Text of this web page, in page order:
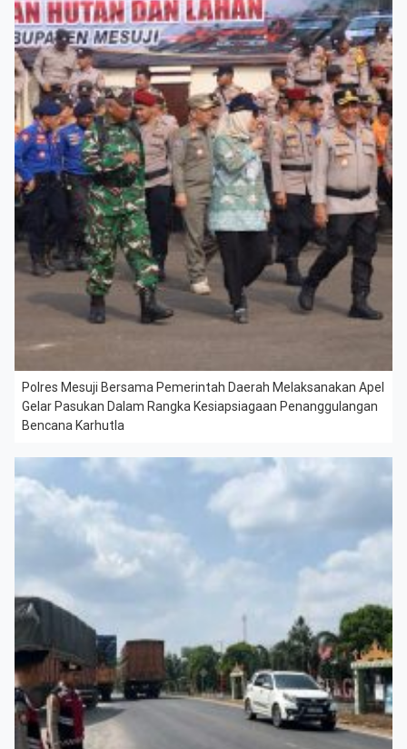
Polres Mesuji Bersama Pemerintah Daerah Melaksanakan Apel
Gelar Pasukan Dalam Rangka Kesiapsiagaan Penanggulangan
Bencana Karhutla